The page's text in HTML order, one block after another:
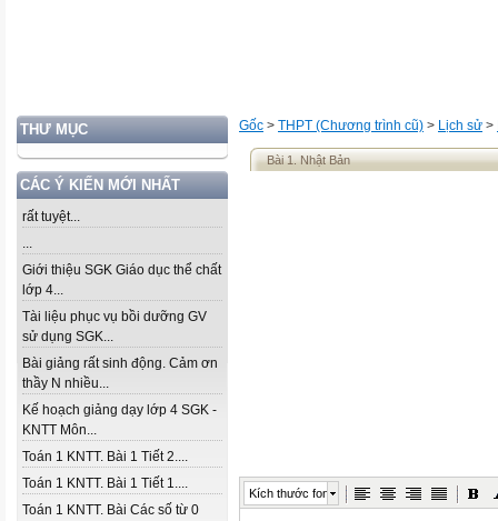
THƯ MỤC
CÁC Ý KIẾN MỚI NHẤT
rất tuyệt...
...
Giới thiệu SGK Giáo dục thể chất
lớp 4...
Tài liệu phục vụ bồi dưỡng GV
sử dụng SGK...
Bài giảng rất sinh động. Cảm ơn
thầy N nhiều...
Kế hoạch giảng dạy lớp 4 SGK -
KNTT Môn...
Toán 1 KNTT. Bài 1 Tiết 2....
Toán 1 KNTT. Bài 1 Tiết 1....
Toán 1 KNTT. Bài Các số từ 0
Gốc > THPT (Chương trình cũ) > Lịch sử >
Bài 1. Nhật Bản
Kích thước font